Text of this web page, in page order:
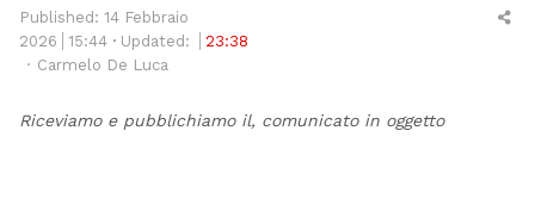
Published: 14 Febbraio
2026
15:44 Updated:
23:38
Author
Carmelo De Luca
Riceviamo e pubblichiamo il, comunicato in oggetto